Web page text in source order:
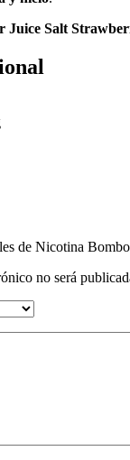
Juice Salt
de Nicotina
no será